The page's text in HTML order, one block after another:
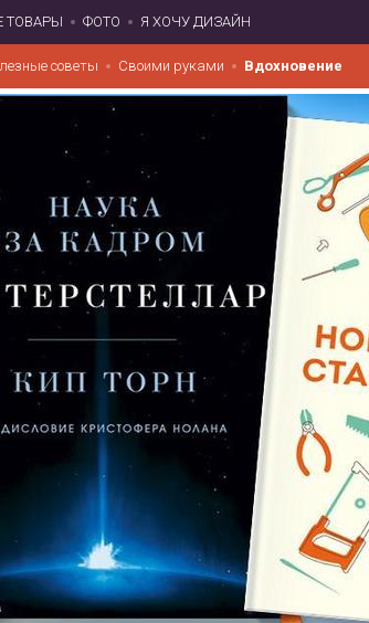
ТОВАРЫ ФОТО Я ХОЧУ ДИЗАЙН
советы Своими руками Вдохновение